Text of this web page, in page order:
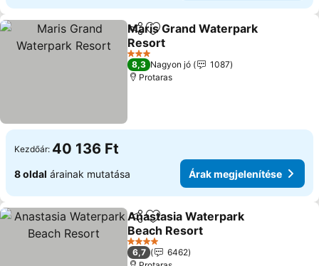
Megosztás
Hozzáadás a kedvencekhez
Maris Grand Waterpark
Resort
3 Kategória
8,3 Nagyon jó
1087
Protaras
Kezdőár: 40 136 Ft
8 oldal árainak mutatása Árak megjelenítése
Megosztás
Hozzáadás a kedvencekhez
Anastasia Waterpark
Beach Resort
4 Kategória
6,7
6462